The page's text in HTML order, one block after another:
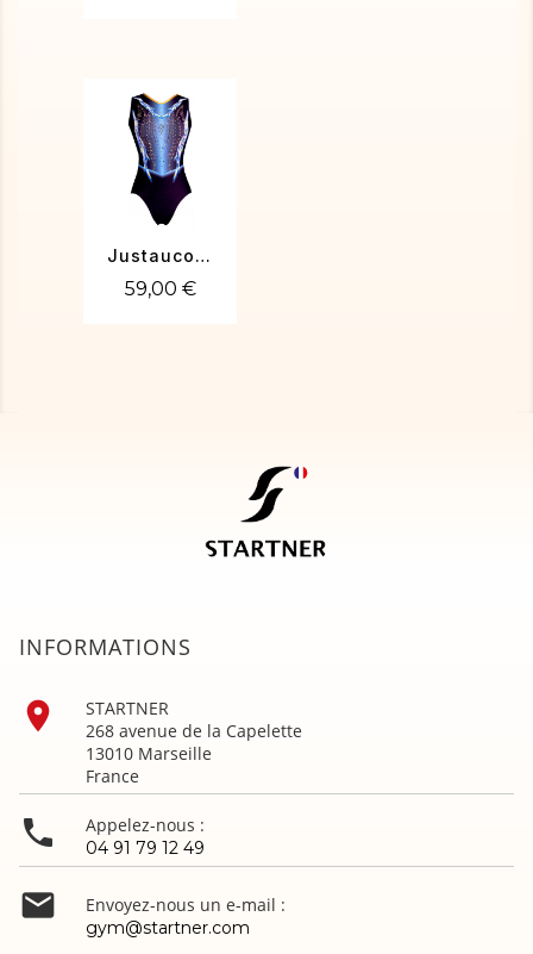
Justaucorps Teylissa
59,00 €
INFORMATIONS

STARTNER
268 avenue de la Capelette
13010 Marseille
France
 Appelez-nous :
04 91 79 12 49
 Envoyez-nous un e-mail :
gym@startner.com